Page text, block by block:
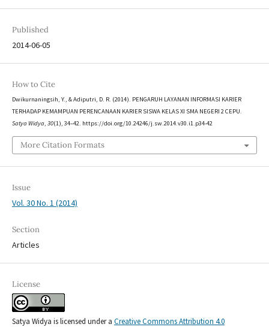
Published
2014-06-05
How to Cite
Dwikurnaningsih, Y., & Adiputri, D. R. (2014). PENGARUH LAYANAN INFORMASI KARIER
TERHADAP KEMAMPUAN PERENCANAAN KARIER SISWA KELAS XI SMA NEGERI 2 CEPU.
Satya Widya, 30(1), 34–42. https://doi.org/10.24246/j.sw.2014.v30.i1.p34-42
More Citation Formats
Issue
Vol. 30 No. 1 (2014)
Section
Articles
License
Satya Widya is licensed under a Creative Commons Attribution 4.0